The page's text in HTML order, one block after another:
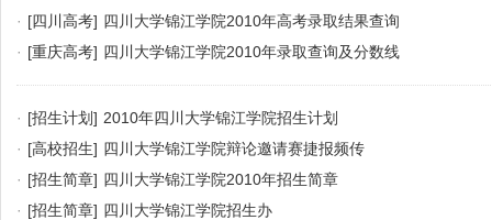
· [四川高考] 四川大学锦江学院2010年高考录取结果查询
· [重庆高考] 四川大学锦江学院2010年录取查询及分数线
· [招生计划] 2010年四川大学锦江学院招生计划
· [高校招生] 四川大学锦江学院辩论邀请赛捷报频传
· [招生简章] 四川大学锦江学院2010年招生简章
· [招生简章] 四川大学锦江学院招生办